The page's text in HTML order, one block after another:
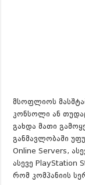
მსოფლიოს
კონსოლი ან
გახდა მათი
განმავლობაში
Online Servers,
ასევე PlayStation
რომ კომპანიის